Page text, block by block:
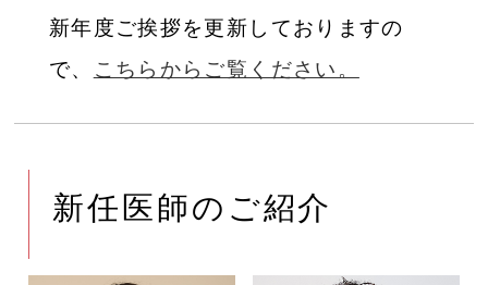
新年度ご挨拶を更新しておりますの
で、
こちらからご覧ください。
新任医師のご紹介